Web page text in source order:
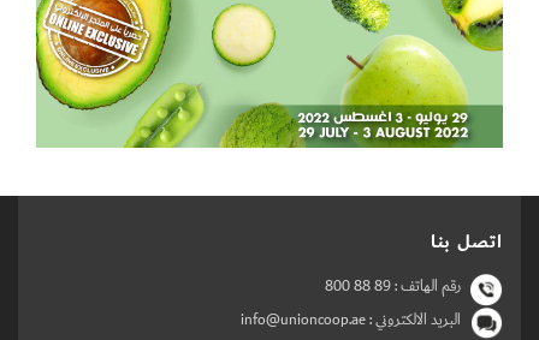
اتصل بنا
رقم الهاتف :800 88 89
البريد الالكتروني : info@unioncoop.ae